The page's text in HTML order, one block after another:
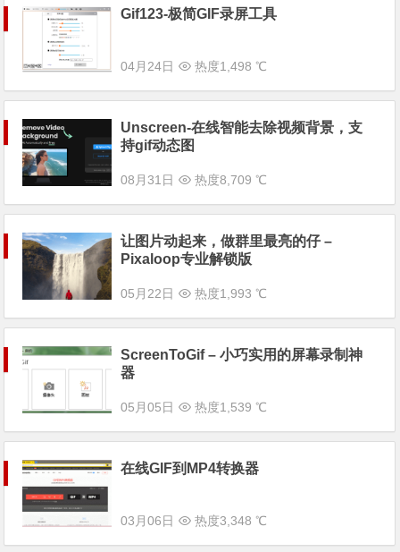
Gif123-极简GIF录屏工具
04月24日 热度1,498 ℃
Unscreen-在线智能去除视频背景，支
持gif动态图
08月31日 热度8,709 ℃
让图片动起来，做群里最亮的仔 –
Pixaloop专业解锁版
05月22日 热度1,993 ℃
ScreenToGif – 小巧实用的屏幕录制神
器
05月05日 热度1,539 ℃
在线GIF到MP4转换器
03月06日 热度3,348 ℃